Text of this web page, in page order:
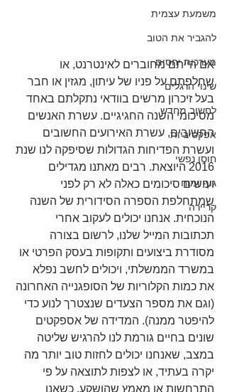
משמעת עצמית
להגביר את הטוב
מערכות יחסים
שינוי הרגלים
לחשוב מחדש
אפקטיביות
חוסן נפשי
גוף ומוח
קריירה
אם הייתם מחוברים לאינטרנט, או
שחלפתם על פניו של עיתון, מגזין או חבר
בעל זיכרון מרשים בוודאי נתקלתם באחד
מסיכומי השנה החגיגיים. עשרת האנשים
החשובים, עשרת האירועים החשובים
ועשרת הפדיחות הגדולות שסיפקה לנו שנת
2016 היוצאת. רבים מאתנו מגדילים
ועושים סיכומים כאלה לא רק לפני
שמתחלפת הספרה הסידורית של השנה
הנוכחית. אנחנו יכולים לעקוב אחרי
תכתובות המייל שלנו, לרשום בצורה
מסודרת ביצועים ותקופות בעסק הפרטי או
במשרד הממשלתי, ויכולים לחשב נפלא
את כמות הקלוריות של הסופגנייה האחרונה
(וגם את מספר הצעדים שנצטרך לנוע כדי
להיפטר ממנה). המדידה של אספקטים
שונים בחיים גורמת לנו להרגיש שליטה
במצב, שאנחנו יכולים לחזות טוב יותר מה
יקרה בעתיד, או לצפות לתוצאה על פי
התרחשות או מאמץ שהושקע. כשאנו